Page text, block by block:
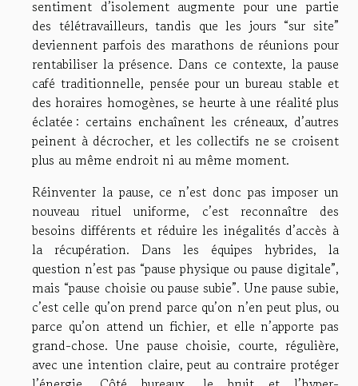
sentiment d’isolement augmente pour une partie
des télétravailleurs, tandis que les jours “sur site”
deviennent parfois des marathons de réunions pour
rentabiliser la présence. Dans ce contexte, la pause
café traditionnelle, pensée pour un bureau stable et
des horaires homogènes, se heurte à une réalité plus
éclatée : certains enchaînent les créneaux, d’autres
peinent à décrocher, et les collectifs ne se croisent
plus au même endroit ni au même moment.
Réinventer la pause, ce n’est donc pas imposer un
nouveau rituel uniforme, c’est reconnaître des
besoins différents et réduire les inégalités d’accès à
la récupération. Dans les équipes hybrides, la
question n’est pas “pause physique ou pause digitale”,
mais “pause choisie ou pause subie”. Une pause subie,
c’est celle qu’on prend parce qu’on n’en peut plus, ou
parce qu’on attend un fichier, et elle n’apporte pas
grand-chose. Une pause choisie, courte, régulière,
avec une intention claire, peut au contraire protéger